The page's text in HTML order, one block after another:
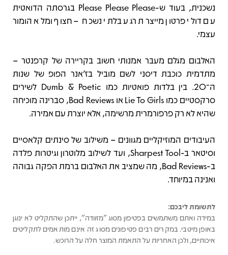
נשכנית, בעוד ש-Please Please Please בגרסתה הדואטית
עם דולי פרטון מייצרת רגע בלתי נשכח – חצוף ומלא הומור
עצמי.
האלבום מגלם מעבר אמנותי חשוב בקריירה של קרפנטר –
מתדמית כוכבת דיסני לשם מוביל בז'אנר הפופ של שנות
ה־20. בין בלדות פואטיות כמו Dumb & Poetic לשירים
סרקסטיים כמו Lie To Girls או Bad Reviews, סברינה מוכיחה
שהיא לא רק פרפורמרית מרשימה, אלא יוצרת עם אמירה.
העיבודים המוזיקליים מגוונים – משילוב של סינתים קלאסיים
וסיטאר ב-Sharpest Tool, ועד לשילוב מלוטרון וגיטרות פלדה
ב-Bad Reviews, מה שמציב את האלבום ברמת הפקה גבוהה
ואנינה במיוחד.
לתשומת ליבכם:
במידה ואתם משתמשים בפטיפון מסוג "מזוודה", ייתכן שהתקליט לא ינוגן
באופן מיטבי. במקרים רבים פטיפונים מסוג זה אינם מותאמים לתקליטים
איכותיים, ולכן האחריות על התאמת המוצר חלה על הרוכש.